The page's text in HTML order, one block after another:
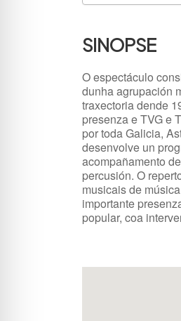
SINOPSE
O espectáculo
dunha agrupación
traxectoria dende
presenza e TVG e
por toda Galicia,
desenvolve un
acompañamento
percusión. O
musicais de
importante
popular, coa